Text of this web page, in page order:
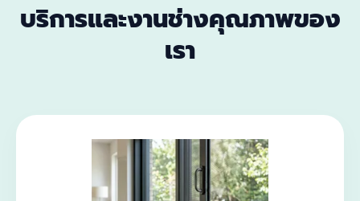
บริการและงานช่างคุณภาพของ
เรา